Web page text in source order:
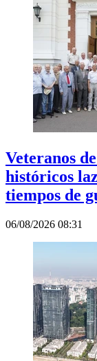
Veteranos
históricos
tiempos de
06/08/2026 08:31